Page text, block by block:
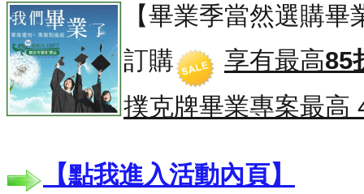
【畢業季當然選購
訂購
享有最高85
撲克牌畢業專案最高
【點我進入活動內頁】